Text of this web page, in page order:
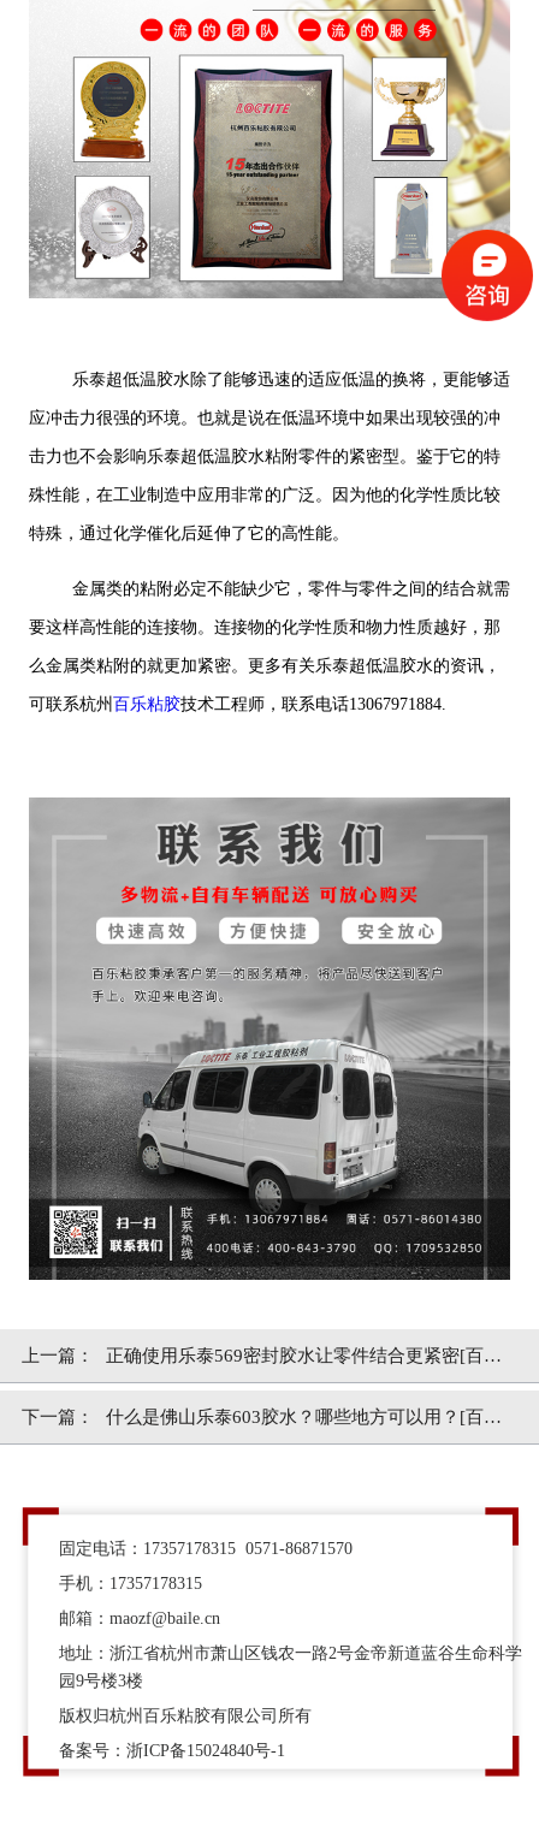
乐泰超低温胶水除了能够迅速的适应低温的换将，更能够适
应冲击力很强的环境。也就是说在低温环境中如果出现较强的冲
击力也不会影响乐泰超低温胶水粘附零件的紧密型。鉴于它的特
殊性能，在工业制造中应用非常的广泛。因为他的化学性质比较
特殊，通过化学催化后延伸了它的高性能。
金属类的粘附必定不能缺少它，零件与零件之间的结合就需
要这样高性能的连接物。连接物的化学性质和物力性质越好，那
么金属类粘附的就更加紧密。更多有关乐泰超低温胶水的资讯，
可联系杭州 百乐粘胶技术工程师，联系电话13067971884.
上一篇： 正确使用乐泰569密封胶水让零件结合更紧密[百乐
粘胶]
下一篇： 什么是佛山乐泰603胶水？哪些地方可以用？[百乐
固定电话：17357178315 0571-86871570
手机：17357178315
邮箱：maozf@baile.cn
地址：浙江省杭州市萧山区钱农一路2号金帝新道蓝谷生命科学
园9号楼3楼
版权归杭州百乐粘胶有限公司所有
备案号：浙ICP备15024840号-1